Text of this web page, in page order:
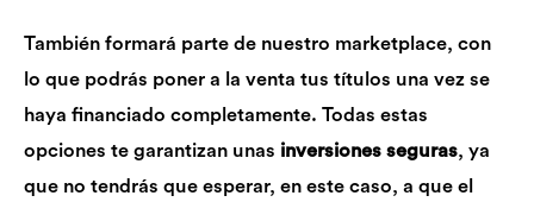
También formará parte de nuestro marketplace, con
lo que podrás poner a la venta tus títulos una vez se
haya financiado completamente. Todas estas
opciones te garantizan unas inversiones seguras, ya
que no tendrás que esperar, en este caso, a que el